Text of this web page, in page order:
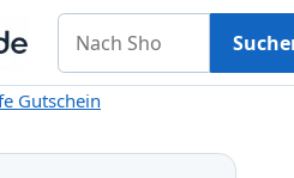
A–Z KategorienMagazin
Nach Shop suchen
Gutschein